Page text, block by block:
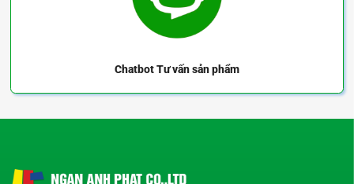
ChatbotTư vấn sản phẩm